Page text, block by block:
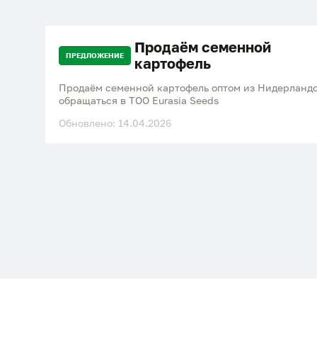
ПРЕДЛОЖЕНИЕ
Продаём семенной
картофель
Продаём семенной картофель оптом из
обращаться в ТОО Eurasia Seeds
Обновлено: 14.04.2026